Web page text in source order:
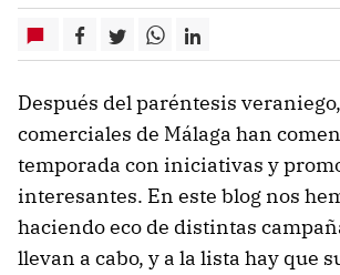
Después del paréntesis
comerciales de Málaga han
temporada con iniciativas y
interesantes. En este blog nos
haciendo eco de distintas
llevan a cabo, y a la lista hay que